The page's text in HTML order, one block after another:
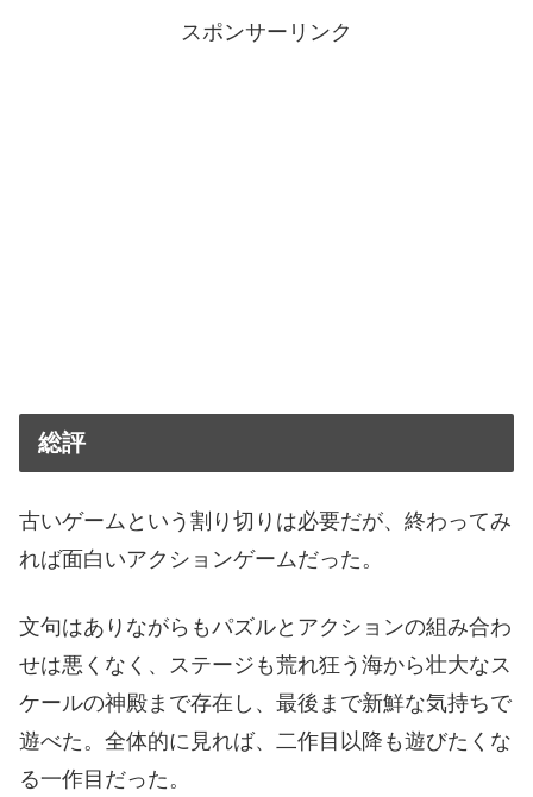
スポンサーリンク
総評
古いゲームという割り切りは必要だが、終わってみ
れば面白いアクションゲームだった。
文句はありながらもパズルとアクションの組み合わ
せは悪くなく、ステージも荒れ狂う海から壮大なス
ケールの神殿まで存在し、最後まで新鮮な気持ちで
遊べた。全体的に見れば、二作目以降も遊びたくな
る一作目だった。